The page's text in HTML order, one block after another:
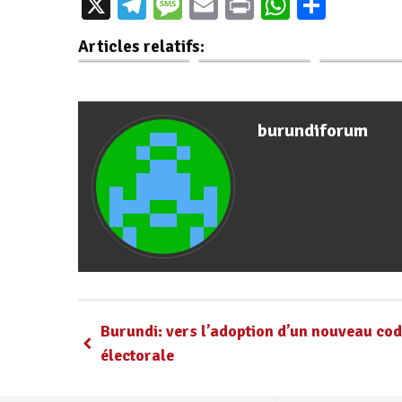
Articles relatifs:
Sensibilisation sur
de…
membres du
burundiforum
Burundi: vers l’adoption d’un nouveau
électorale